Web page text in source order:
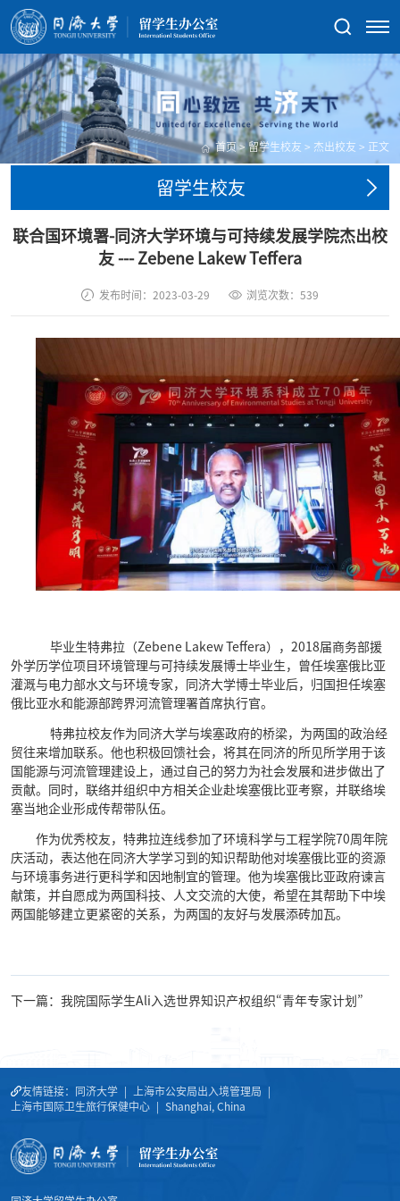
首页 > 留学生校友 > 杰出校友 > 正文
留学生校友
联合国环境署-同济大学环境与可持续发展学院杰出校
友 --- Zebene Lakew Teffera
发布时间：2023-03-29 浏览次数： 539
毕业生特弗拉（Zebene Lakew Teffera）， 2018届商务部援
外学历学位项目环境管理与可持续发展博士毕业生，曾任埃塞俄比亚
灌溉与电力部水文与环境专家，同济大学博士毕业后，归国担任埃塞
俄比亚水和能源部跨界河流管理署首席执行官。
特弗拉校友作为同济大学与埃塞政府的桥梁，为两国的政治经
贸往来增加联系。他也积极回馈社会，将其在同济的所见所学用于该
国能源与河流管理建设上，通过自己的努力为社会发展和进步做出了
贡献。同时，联络并组织中方相关企业赴埃塞俄比亚考察，并联络埃
塞当地企业形成传帮带队伍。
作为优秀校友，特弗拉连线参加了环境科学与工程学院70周年院
庆活动，表达他在同济大学学习到的知识帮助他对埃塞俄比亚的资源
与环境事务进行更科学和因地制宜的管理。他为埃塞俄比亚政府谏言
献策，并自愿成为两国科技、人文交流的大使，希望在其帮助下中埃
两国能够建立更紧密的关系，为两国的友好与发展添砖加瓦。
下一篇：我院国际学生Ali入选世界知识产权组织“青年专家计划”
友情链接： 同济大学 上海市公安局出入境管理局
上海市国际卫生旅行保健中心
Shanghai, China